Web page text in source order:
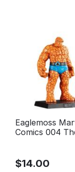
Eaglemoss
Comics 004
$14.00